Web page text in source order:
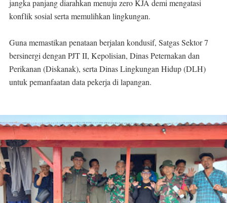
jangka panjang diarahkan menuju zero KJA demi mengatasi
konflik sosial serta memulihkan lingkungan.
Guna memastikan penataan berjalan kondusif, Satgas Sektor 7
bersinergi dengan PJT II, Kepolisian, Dinas Peternakan dan
Perikanan (Diskanak), serta Dinas Lingkungan Hidup (DLH)
untuk pemanfaatan data pekerja di lapangan.